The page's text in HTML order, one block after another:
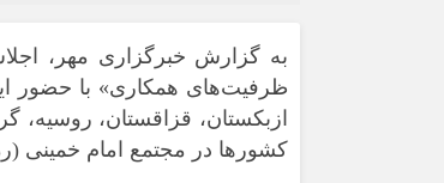
به گزارش خبرگزاری مهر،
ظرفیت‌های همکاری» با حضور
ازبکستان، قزاقستان، روسیه،
کشورها در مجتمع امام خمینی